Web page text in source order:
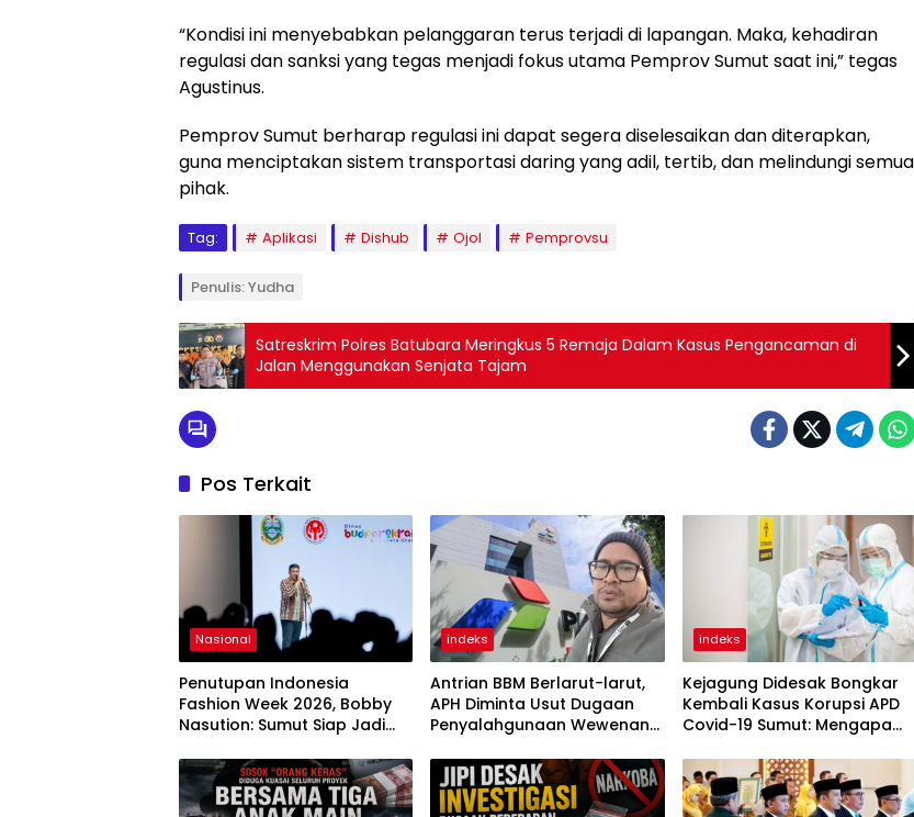
“Kondisi ini menyebabkan pelanggaran terus terjadi di lapangan. Maka, kehadiran
regulasi dan sanksi yang tegas menjadi fokus utama Pemprov Sumut saat ini,” tegas
Agustinus.
Pemprov Sumut berharap regulasi ini dapat segera diselesaikan dan diterapkan,
guna menciptakan sistem transportasi daring yang adil, tertib, dan melindungi semua
pihak.
Tag: Aplikasi Dishub Ojol Pemprovsu
Penulis: Yudha
Satreskrim Polres Batubara Meringkus 5 Remaja Dalam Kasus Pengancaman di
Jalan Menggunakan Senjata Tajam
Pos Terkait
Nasional
Penutupan Indonesia
Fashion Week 2026, Bobby
Nasution: Sumut Siap Jadi
Lewat Wastra
indeks
Antrian BBM Berlarut-larut,
APH Diminta Usut Dugaan
Penyalahgunaan Wewenang
indeks
Kejagung Didesak Bongkar
Kembali Kasus Korupsi APD
Covid-19 Sumut: Mengapa
Kini Tak Tersentuh?